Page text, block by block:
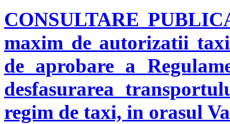
CONSULTARE
maxim de autorizatii
de aprobare a
desfasurarea
regim de taxi, in orasul